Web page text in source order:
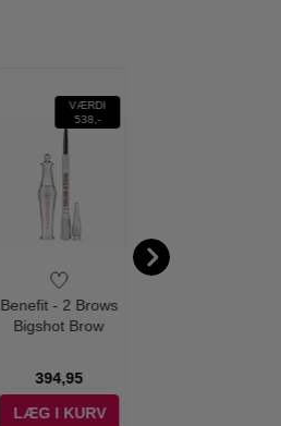
VÆRDI
538,-
Benefit - 2 Brows
Bigshot Brow
394,95
LÆG I KURV